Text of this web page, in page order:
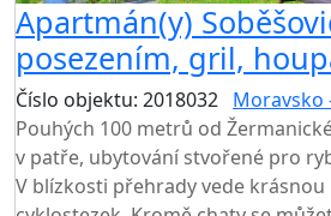
Apartmán(y)
posezením, gril,
Číslo objektu: 2018032 Moravsko
Pouhých 100 metrů od
v patře, ubytování stvořené pro
V blízkosti přehrady vede